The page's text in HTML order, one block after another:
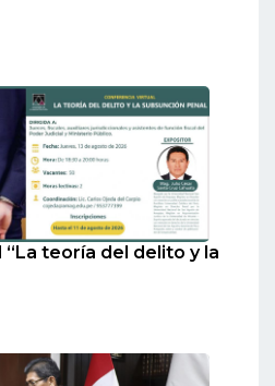
teoría del delito y la